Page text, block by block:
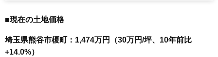
■現在の土地価格
埼玉県熊谷市榎町：1,474万円（30万円/坪、10年前比
+14.0%）